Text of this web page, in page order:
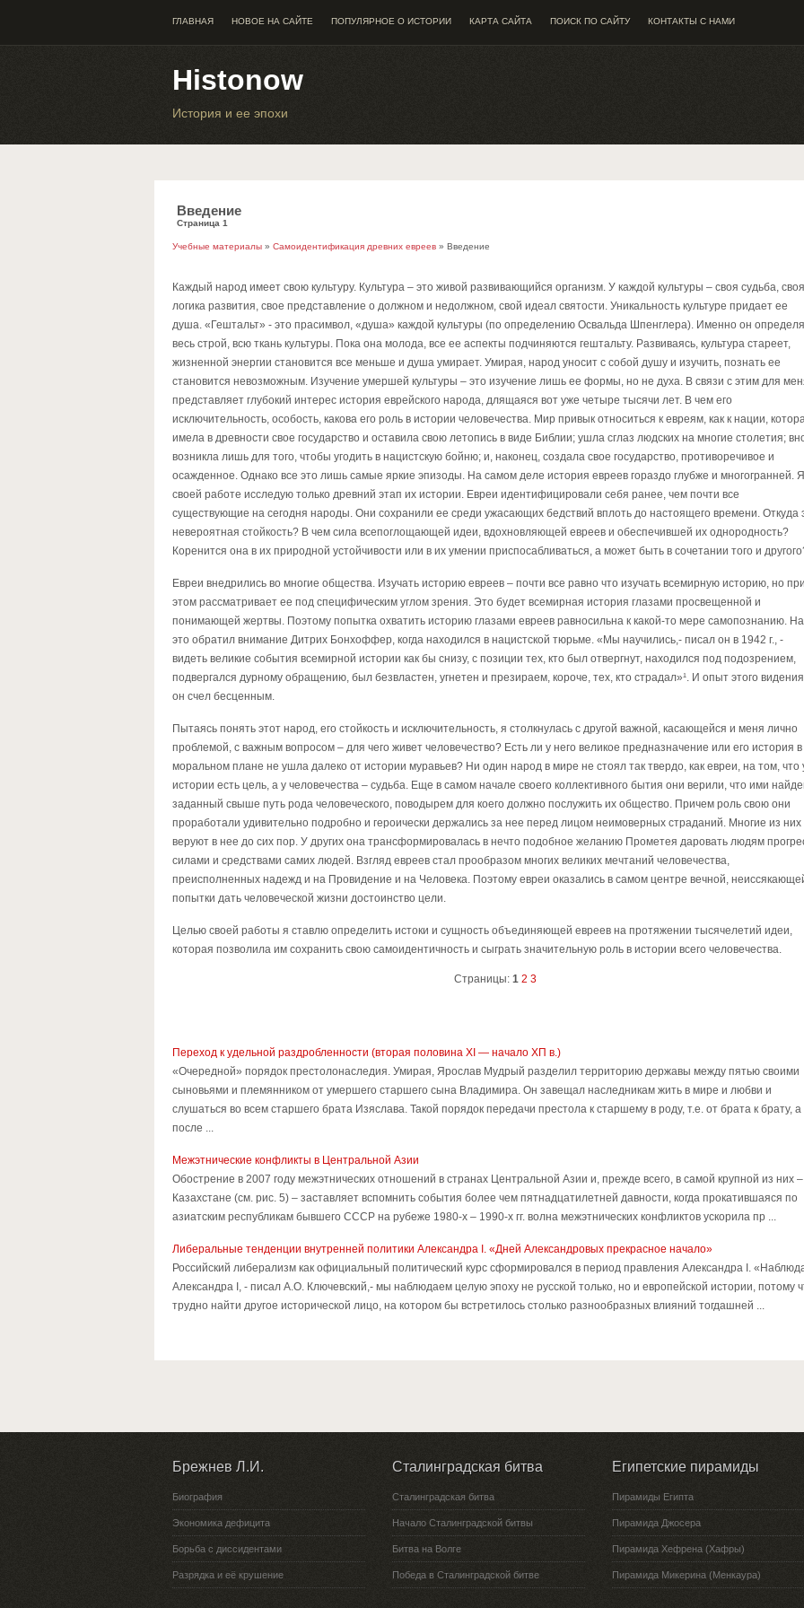
ГЛАВНАЯ НОВОЕ НА САЙТЕ ПОПУЛЯРНОЕ О ИСТОРИИ КАРТА САЙТА ПОИСК ПО САЙТУ КОНТАКТЫ С НАМИ
Histonow
История и ее эпохи
Введение
Страница 1
Учебные материалы » Самоидентификация древних евреев » Введение
Каждый народ имеет свою культуру. Культура – это живой развивающийся организм. У каждой культуры – своя судьба, своя
логика развития, свое представление о должном и недолжном, свой идеал святости. Уникальность культуре придает ее
душа. «Гештальт» - это прасимвол, «душа» каждой культуры (по определению Освальда Шпенглера). Именно он
весь строй, всю ткань культуры. Пока она молода, все ее аспекты подчиняются гештальту. Развиваясь, культура стареет,
жизненной энергии становится все меньше и душа умирает. Умирая, народ уносит с собой душу и изучить, познать ее
становится невозможным. Изучение умершей культуры – это изучение лишь ее формы, но не духа. В связи с этим для
представляет глубокий интерес история еврейского народа, длящаяся вот уже четыре тысячи лет. В чем его
исключительность, особость, какова его роль в истории человечества. Мир привык относиться к евреям, как к нации,
имела в древности свое государство и оставила свою летопись в виде Библии; ушла сглаз людских на многие столетия;
возникла лишь для того, чтобы угодить в нацистскую бойню; и, наконец, создала свое государство, противоречивое и
осажденное. Однако все это лишь самые яркие эпизоды. На самом деле история евреев гораздо глубже и многогранней.
своей работе исследую только древний этап их истории. Евреи идентифицировали себя ранее, чем почти все
существующие на сегодня народы. Они сохранили ее среди ужасающих бедствий вплоть до настоящего времени. Откуда
невероятная стойкость? В чем сила всепоглощающей идеи, вдохновляющей евреев и обеспечившей их однородность?
Коренится она в их природной устойчивости или в их умении приспосабливаться, а может быть в сочетании того и
Евреи внедрились во многие общества. Изучать историю евреев – почти все равно что изучать всемирную историю, но
этом рассматривает ее под специфическим углом зрения. Это будет всемирная история глазами просвещенной и
понимающей жертвы. Поэтому попытка охватить историю глазами евреев равносильна к какой-то мере самопознанию. На
это обратил внимание Дитрих Бонхоффер, когда находился в нацистской тюрьме. «Мы научились,- писал он в 1942 г., -
видеть великие события всемирной истории как бы снизу, с позиции тех, кто был отвергнут, находился под подозрением,
подвергался дурному обращению, был безвластен, угнетен и презираем, короче, тех, кто страдал»¹. И опыт этого видения
он счел бесценным.
Пытаясь понять этот народ, его стойкость и исключительность, я столкнулась с другой важной, касающейся и меня лично
проблемой, с важным вопросом – для чего живет человечество? Есть ли у него великое предназначение или его история в
моральном плане не ушла далеко от истории муравьев? Ни один народ в мире не стоял так твердо, как евреи, на том, что
истории есть цель, а у человечества – судьба. Еще в самом начале своего коллективного бытия они верили, что ими
заданный свыше путь рода человеческого, поводырем для коего должно послужить их общество. Причем роль свою они
проработали удивительно подробно и героически держались за нее перед лицом неимоверных страданий. Многие из них
веруют в нее до сих пор. У других она трансформировалась в нечто подобное желанию Прометея даровать людям
силами и средствами самих людей. Взгляд евреев стал прообразом многих великих мечтаний человечества,
преисполненных надежд и на Провидение и на Человека. Поэтому евреи оказались в самом центре вечной,
попытки дать человеческой жизни достоинство цели.
Целью своей работы я ставлю определить истоки и сущность объединяющей евреев на протяжении тысячелетий идеи,
которая позволила им сохранить свою самоидентичность и сыграть значительную роль в истории всего человечества.
Страницы: 1 2 3
Переход к удельной раздробленности (вторая половина XI — начало ХП в.)
«Очередной» порядок престолонаследия. Умирая, Ярослав Мудрый разделил территорию державы между пятью своими
сыновьями и племянником от умершего старшего сына Владимира. Он завещал наследникам жить в мире и любви и
слушаться во всем старшего брата Изяслава. Такой порядок передачи престола к старшему в роду, т.е. от брата к брату, а
после ...
Межэтнические конфликты в Центральной Азии
Обострение в 2007 году межэтнических отношений в странах Центральной Азии и, прежде всего, в самой крупной из них –
Казахстане (см. рис. 5) – заставляет вспомнить события более чем пятнадцатилетней давности, когда прокатившаяся по
азиатским республикам бывшего СССР на рубеже 1980-х – 1990-х гг. волна межэтнических конфликтов ускорила пр ...
Либеральные тенденции внутренней политики Александра I. «Дней Александровых прекрасное начало»
Российский либерализм как официальный политический курс сформировался в период правления Александра I.
Александра I, - писал А.О. Ключевский,- мы наблюдаем целую эпоху не русской только, но и европейской истории, потому
трудно найти другое исторической лицо, на котором бы встретилось столько разнообразных влияний тогдашней ...
Брежнев Л.И.
Биография
Экономика дефицита
Борьба с диссидентами
Разрядка и её крушение
Сталинградская битва
Сталинградская битва
Начало Сталинградской битвы
Битва на Волге
Победа в Сталинградской битве
Египетские пирамиды
Пирамиды Египта
Пирамида Джосера
Пирамида Хефрена (Хафры)
Пирамида Микерина (Менкаура)